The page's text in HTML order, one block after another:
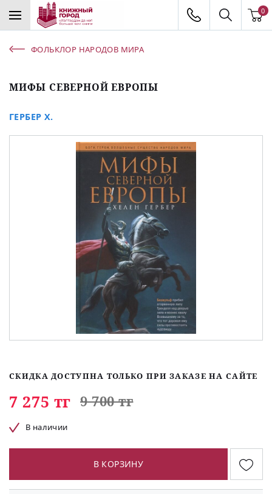
0
ФОЛЬКЛОР НАРОДОВ МИРА
МИФЫ СЕВЕРНОЙ ЕВРОПЫ
ГЕРБЕР Х.
СКИДКА ДОСТУПНА ТОЛЬКО ПРИ ЗАКАЗЕ НА САЙТЕ
7 275 тг 9 700 тг
В наличии
В КОРЗИНУ